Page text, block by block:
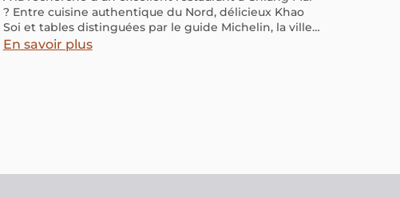
? Entre cuisine authentique du Nord, délicieux Khao
Soi et tables distinguées par le guide Michelin, la ville
éveille tous les sens.
En savoir plus